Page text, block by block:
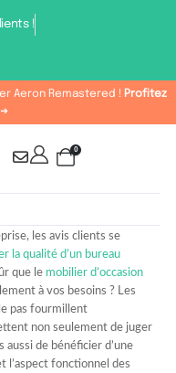
!
Aeron Remastered ! Profitez
0
les avis clients se
la qualité d’un bureau
que le mobilier d’occasion
à vos besoins ? Les
pas fourmillent
non seulement de juger
de bénéficier d’une
l’aspect fonctionnel des